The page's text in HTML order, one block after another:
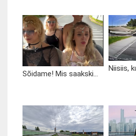
Sõidame! Mis saakski...
Niisiis,